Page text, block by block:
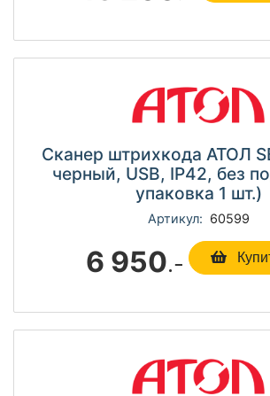
Сканер штрихкода АТОЛ
черный, USB, IP42, без
упаковка 1 шт.)
Артикул: 60599
6 950.-